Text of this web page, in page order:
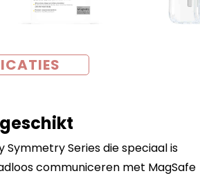
Series die speciaal is
communiceren met MagSafe